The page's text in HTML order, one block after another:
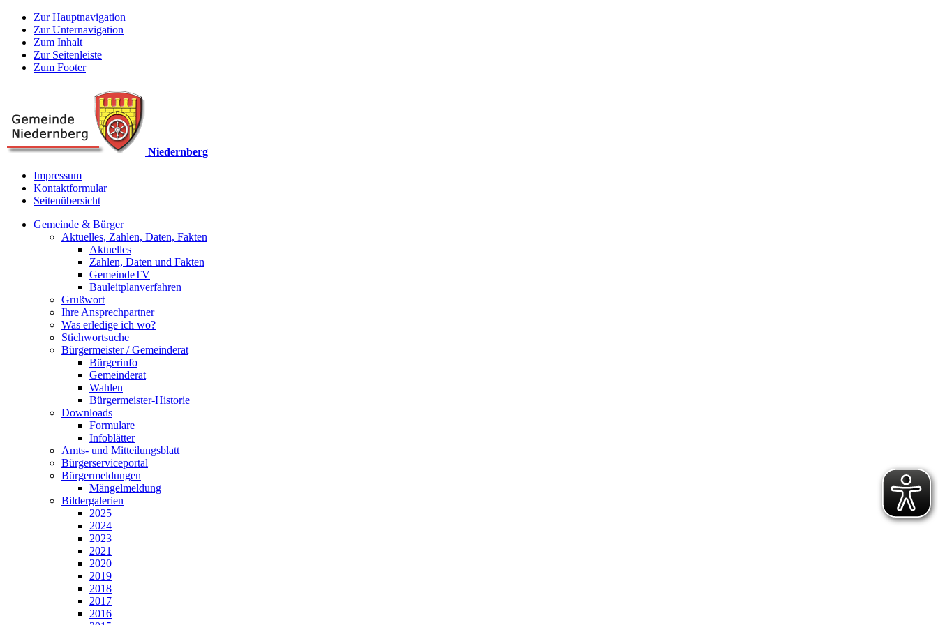
Zur Hauptnavigation
Zur Unternavigation
Zum Inhalt
Zur Seitenleiste
Zum Footer
Niedernberg
Impressum
Kontaktformular
Seitenübersicht
Gemeinde & Bürger
Aktuelles, Zahlen, Daten, Fakten
Aktuelles
Zahlen, Daten und Fakten
GemeindeTV
Bauleitplanverfahren
Grußwort
Ihre Ansprechpartner
Was erledige ich wo?
Stichwortsuche
Bürgermeister / Gemeinderat
Bürgerinfo
Gemeinderat
Wahlen
Bürgermeister-Historie
Downloads
Formulare
Infoblätter
Amts- und Mitteilungsblatt
Bürgerserviceportal
Bürgermeldungen
Mängelmeldung
Bildergalerien
2025
2024
2023
2021
2020
2019
2018
2017
2016